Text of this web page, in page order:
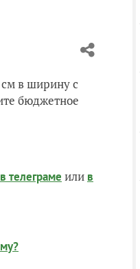
в ширину с
бюджетное
в телеграме или в